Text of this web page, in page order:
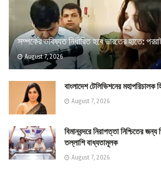
সম্পর্কের ভবিষ্যত নির্ধারিত হবে ভারতের হাতে:
August 7, 2026
বাংলাদেশ টেলিভিশনের মহাপরিচালক
August 7, 2026
বিমানবন্দরে নিরাপত্তা নিশ্চিতের
তল্লাশি বাধ্যতামূলক
August 7, 2026